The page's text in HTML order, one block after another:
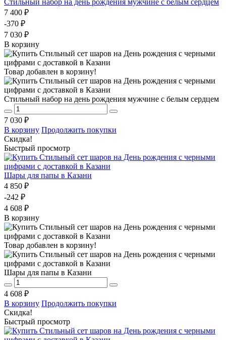
7 400 ₽
-370 ₽
7 030 ₽
В корзину
Товар добавлен в корзину!
Стильный набор на день рождения мужчине с белым сердцем
7 030 ₽
В корзину Продолжить покупки
Скидка!
Быстрый просмотр
Шары для папы в Казани
4 850 ₽
-242 ₽
4 608 ₽
В корзину
Товар добавлен в корзину!
Шары для папы в Казани
4 608 ₽
В корзину Продолжить покупки
Скидка!
Быстрый просмотр